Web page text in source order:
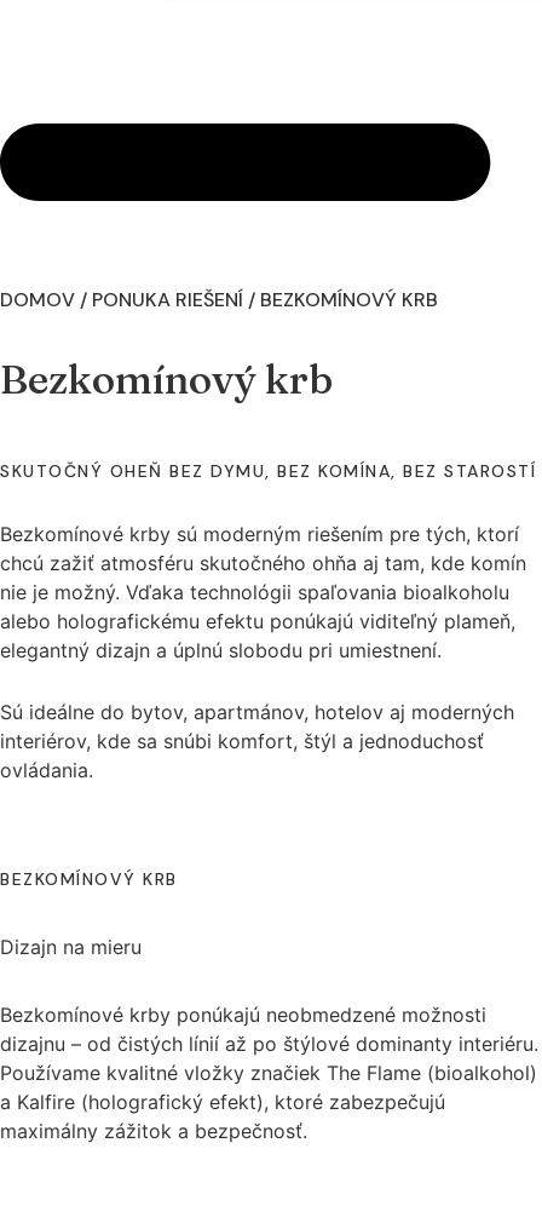
DOMOV / PONUKA RIEŠENÍ / BEZKOMÍNOVÝ KRB
Bezkomínový krb
SKUTOČNÝ OHEŇ BEZ DYMU, BEZ KOMÍNA, BEZ STAROSTÍ
Bezkomínové krby sú moderným riešením pre tých, ktorí
chcú zažiť atmosféru skutočného ohňa aj tam, kde komín
nie je možný. Vďaka technológii spaľovania bioalkoholu
alebo holografickému efektu ponúkajú viditeľný plameň,
elegantný dizajn a úplnú slobodu pri umiestnení.
Sú ideálne do bytov, apartmánov, hotelov aj moderných
interiérov, kde sa snúbi komfort, štýl a jednoduchosť
ovládania.
BEZKOMÍNOVÝ KRB
Dizajn na mieru
Bezkomínové krby ponúkajú neobmedzené možnosti
dizajnu – od čistých línií až po štýlové dominanty interiéru.
Používame kvalitné vložky značiek The Flame (bioalkohol)
a Kalfire (holografický efekt), ktoré zabezpečujú
maximálny zážitok a bezpečnosť.